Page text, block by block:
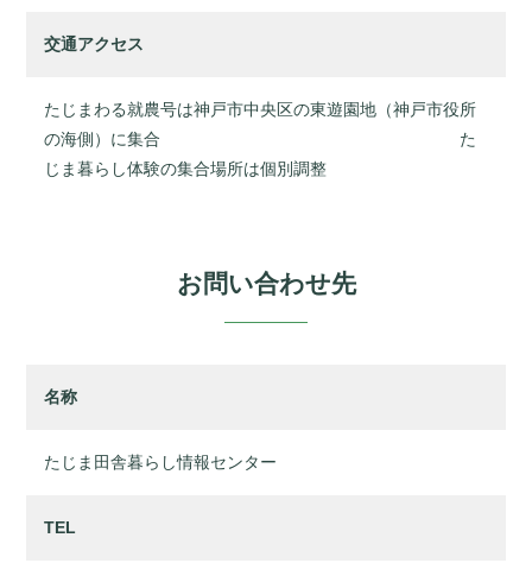
交通アクセス
たじまわる就農号は神戸市中央区の東遊園地（神戸市役所
の海側）に集合 た
じま暮らし体験の集合場所は個別調整
お問い合わせ先
名称
たじま田舎暮らし情報センター
TEL